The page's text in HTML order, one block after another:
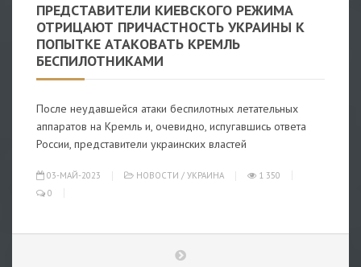
ПРЕДСТАВИТЕЛИ КИЕВСКОГО РЕЖИМА
ОТРИЦАЮТ ПРИЧАСТНОСТЬ УКРАИНЫ К
ПОПЫТКЕ АТАКОВАТЬ КРЕМЛЬ
БЕСПИЛОТНИКАМИ
После неудавшейся атаки беспилотных летательных
аппаратов на Кремль и, очевидно, испугавшись ответа
России, представители украинских властей
03-МАЙ-2023 НОВОСТИ / УКРАИНА
1 350
0